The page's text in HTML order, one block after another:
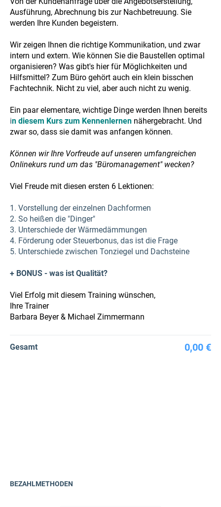
Ausführung, Abrechnung bis zur Nachbetreuung. Sie
werden Ihre Kunden begeistern.
Wir zeigen Ihnen die richtige Kommunikation, und zwar
intern und extern. Wie können Sie die Baustellen optimal
organisieren? Was gibt's hier für Möglichkeiten und
Hilfsmittel? Zum Büro gehört auch ein klein bisschen
Fachtechnik. Nicht zu viel, aber auch nicht zu wenig.
Ein paar elementare, wichtige Dinge werden Ihnen bereits
in diesem Kurs zum Kennenlernen nähergebracht. Und
zwar so, dass sie damit was anfangen können.
Können wir Ihre Vorfreude auf unseren umfangreichen
Onlinekurs rund um das "Büromanagement" wecken?
Viel Freude mit diesen ersten 6 Lektionen:
1. Vorstellung der einzelnen Dachformen
2. So heißen die "Dinger"
3. Unterschiede der Wärmedämmungen
4. Förderung oder Steuerbonus, das ist die Frage
5. Unterschiede zwischen Tonziegel und Dachsteine
+ BONUS - was ist Qualität?
Viel Erfolg mit diesem Training wünschen,
Ihre Trainer
Barbara Beyer & Michael Zimmermann
Gesamt 0,00 €
BEZAHLMETHODEN